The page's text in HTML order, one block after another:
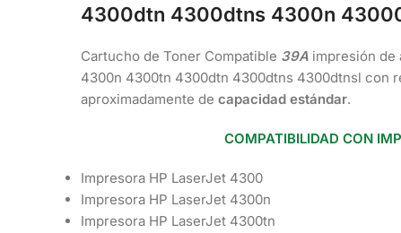
4300dtn 4300dtns 4300n
Cartucho de Toner Compatible 39A impresión de
4300n 4300tn 4300dtn 4300dtns 4300dtnsl con
aproximadamente de capacidad estándar.
COMPATIBILIDAD CON
Impresora HP LaserJet 4300
Impresora HP LaserJet 4300n
Impresora HP LaserJet 4300tn